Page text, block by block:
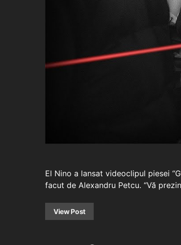
El Nino a lansat videoclipul piesei
facut de Alexandru Petcu. “Vă
View Post